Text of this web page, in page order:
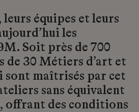
leurs équipes et leurs
les
Soit près de 700
de 30 Métiers d’art et
sont maîtrisés par cet
sans équivalent
offrant des conditions